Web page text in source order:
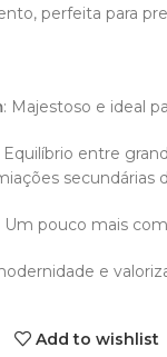
perfeita para
: Majestoso e ideal
Equilíbrio entre
secundárias
Um pouco mais
e
Add to wishlist